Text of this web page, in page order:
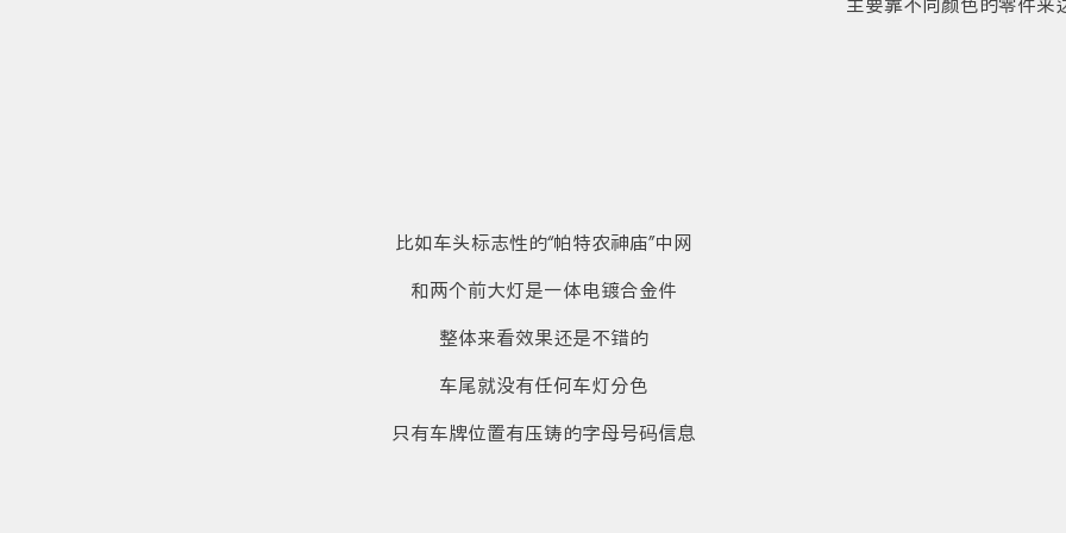
主要靠不同颜色的零件来
比如车头标志性的“帕特农神庙”中网
和两个前大灯是一体电镀合金件
整体来看效果还是不错的
车尾就没有任何车灯分色
只有车牌位置有压铸的字母号码信息